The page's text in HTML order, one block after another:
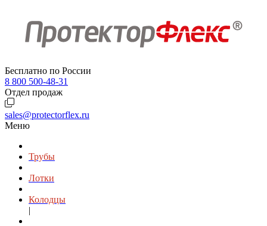
Бесплатно по России
8 800 500-48-31
Отдел продаж
sales@protectorflex.ru
Меню
Трубы
Лотки
Колодцы
|